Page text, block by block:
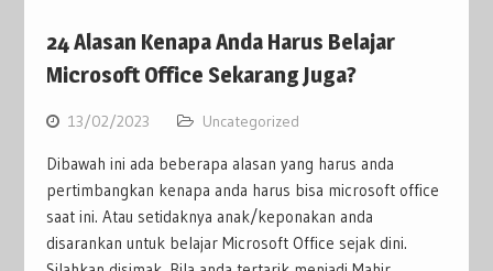
24 Alasan Kenapa Anda Harus Belajar
Microsoft Office Sekarang Juga?
13/02/2023 Uncategorized
Dibawah ini ada beberapa alasan yang harus anda
pertimbangkan kenapa anda harus bisa microsoft office
saat ini. Atau setidaknya anak/keponakan anda
disarankan untuk belajar Microsoft Office sejak dini.